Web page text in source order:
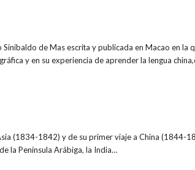
de Mas escrita y publicada en Macao en la
y en su experiencia de aprender la lengua
(1834-1842) y de su primer viaje a China (1844-
la Península Arábiga, la India…